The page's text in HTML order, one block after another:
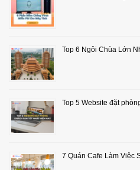
Top 6 Ngôi Chùa Lớn
Top 5 Website đặt
7 Quán Cafe Làm Việc